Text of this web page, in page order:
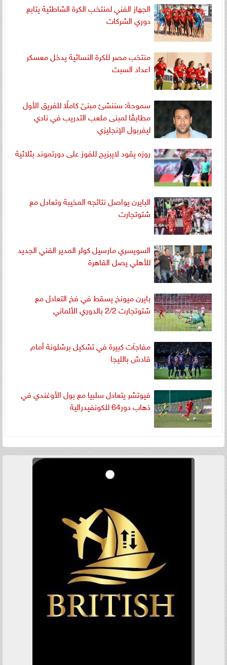
الجهاز الفني لمنتخب الكرة الشاطئية يتابع
دوري الشركات
منتخب مصر للكرة النسائية يدخل معسكر
اعداد السبت
سموحة: سننشئ مبنىً كاملًا للفريق الأول
مطابقًا لمبنى ملعب التدريب في نادي
ليفربول الإنجليزي
روزه يقود لايبزيج للفوز على دورتموند بثلاثية
البايرن يواصل نتائجه المخيبة وتعادل مع
شتوتجارت
السويسري مارسيل كولر المدير الفني الجديد
للأهلي يصل القاهرة
بايرن ميونخ يسقط في فخ التعادل مع
شتوتجارت 2/2 بالدوري الألماني
مفاجآت كبيرة في تشكيل برشلونة أمام
قادش بالليجا
فيوتشر يتعادل سلبيا مع بول الأوغندي في
ذهاب دور64 للكونفيدرالية